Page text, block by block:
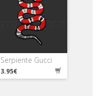
Serpiente Gucci
3.95€